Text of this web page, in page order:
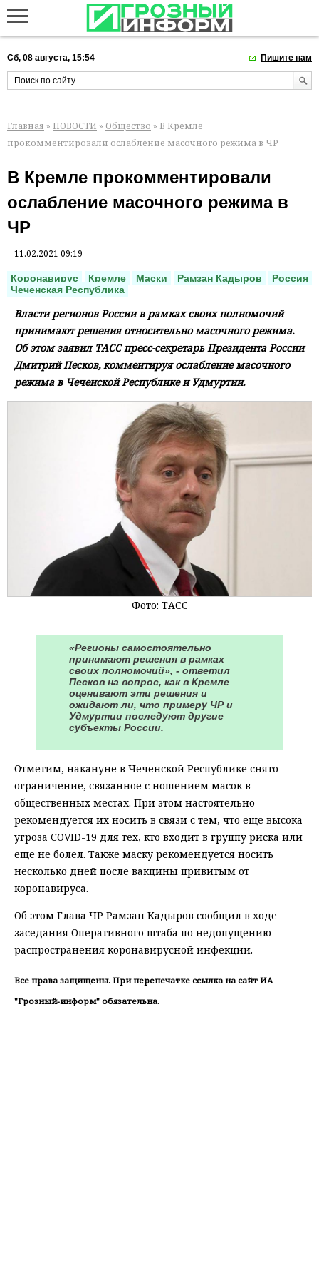
Сб, 08 августа, 15:54 Пишите нам
Главная » НОВОСТИ » Общество » В Кремле
прокомментировали ослабление масочного режима в ЧР
В Кремле прокомментировали
ослабление масочного режима в
ЧР
11.02.2021 09:19
Коронавирус Кремле Маски Рамзан Кадыров
Россия
Чеченская Республика
Власти регионов России в рамках своих полномочий
принимают решения относительно масочного режима.
Об этом заявил ТАСС пресс-секретарь Президента России
Дмитрий Песков, комментируя ослабление масочного
режима в Чеченской Республике и Удмуртии.
Фото: ТАСС
«Регионы самостоятельно
принимают решения в рамках
своих полномочий», - ответил
Песков на вопрос, как в Кремле
оценивают эти решения и
ожидают ли, что примеру ЧР и
Удмуртии последуют другие
субъекты России.
Отметим, накануне в Чеченской Республике снято
ограничение, связанное с ношением масок в
общественных местах. При этом настоятельно
рекомендуется их носить в связи с тем, что еще высока
угроза COVID-19 для тех, кто входит в группу риска или
еще не болел. Также маску рекомендуется носить
несколько дней после вакцины привитым от
коронавируса.
Об этом Глава ЧР Рамзан Кадыров сообщил в ходе
заседания Оперативного штаба по недопущению
распространения коронавирусной инфекции.
Все права защищены. При перепечатке ссылка на сайт ИА
"Грозный-информ" обязательна.